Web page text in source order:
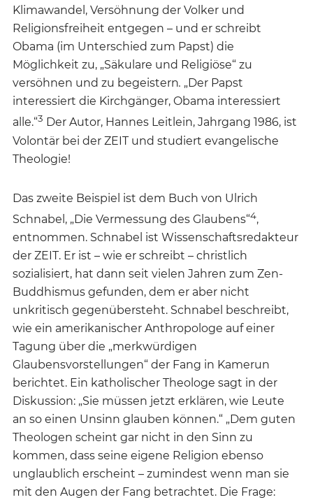
Klimawandel, Versöhnung der Volker und
Religionsfreiheit entgegen – und er schreibt
Obama (im Unterschied zum Papst) die
Möglichkeit zu, „Säkulare und Religiöse“ zu
versöhnen und zu begeistern. „Der Papst
interessiert die Kirchgänger, Obama interessiert
alle.“3 Der Autor, Hannes Leitlein, Jahrgang 1986, ist
Volontär bei der ZEIT und studiert evangelische
Theologie!
Das zweite Beispiel ist dem Buch von Ulrich
Schnabel, „Die Vermessung des Glaubens“4,
entnommen. Schnabel ist Wissenschaftsredakteur
der ZEIT. Er ist – wie er schreibt – christlich
sozialisiert, hat dann seit vielen Jahren zum Zen-
Buddhismus gefunden, dem er aber nicht
unkritisch gegenübersteht. Schnabel beschreibt,
wie ein amerikanischer Anthropologe auf einer
Tagung über die „merkwürdigen
Glaubensvorstellungen“ der Fang in Kamerun
berichtet. Ein katholischer Theologe sagt in der
Diskussion: „Sie müssen jetzt erklären, wie Leute
an so einen Unsinn glauben können.“ „Dem guten
Theologen scheint gar nicht in den Sinn zu
kommen, dass seine eigene Religion ebenso
unglaublich erscheint – zumindest wenn man sie
mit den Augen der Fang betrachtet. Die Frage: